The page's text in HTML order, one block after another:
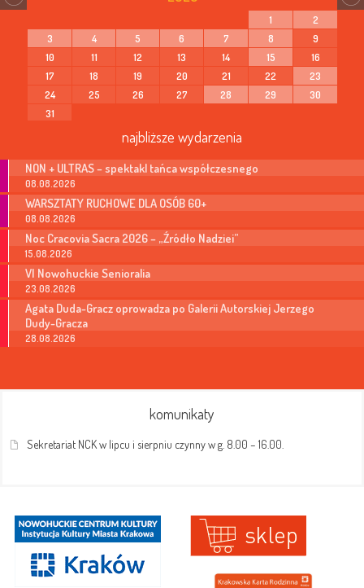
1
2
3
4 5 6 7 8
9
10
11 12 13 14 15
16
17
18 19 20 21 22
23
24
25 26 27 28 29
30
31
najbliższe wydarzenia
NON + ULTRAS – spektakl tańca współczesnego
08.08.2026
WARSZTATY RUCHOWE DLA OSÓB 60+
08.08.2026
Noc Cracovia Sacra 2026 – „Źródło Nadziei”
15.08.2026
VI Nowohuckie Senioralia
23.08.2026
Agata Duda-Gracz oprowadza po Galerii Autorskiej Jerzego
Dudy-Gracza
28.08.2026
komunikaty
Sekretariat NCK w lipcu i sierpniu czynny w g. 8.00 – 16.00.